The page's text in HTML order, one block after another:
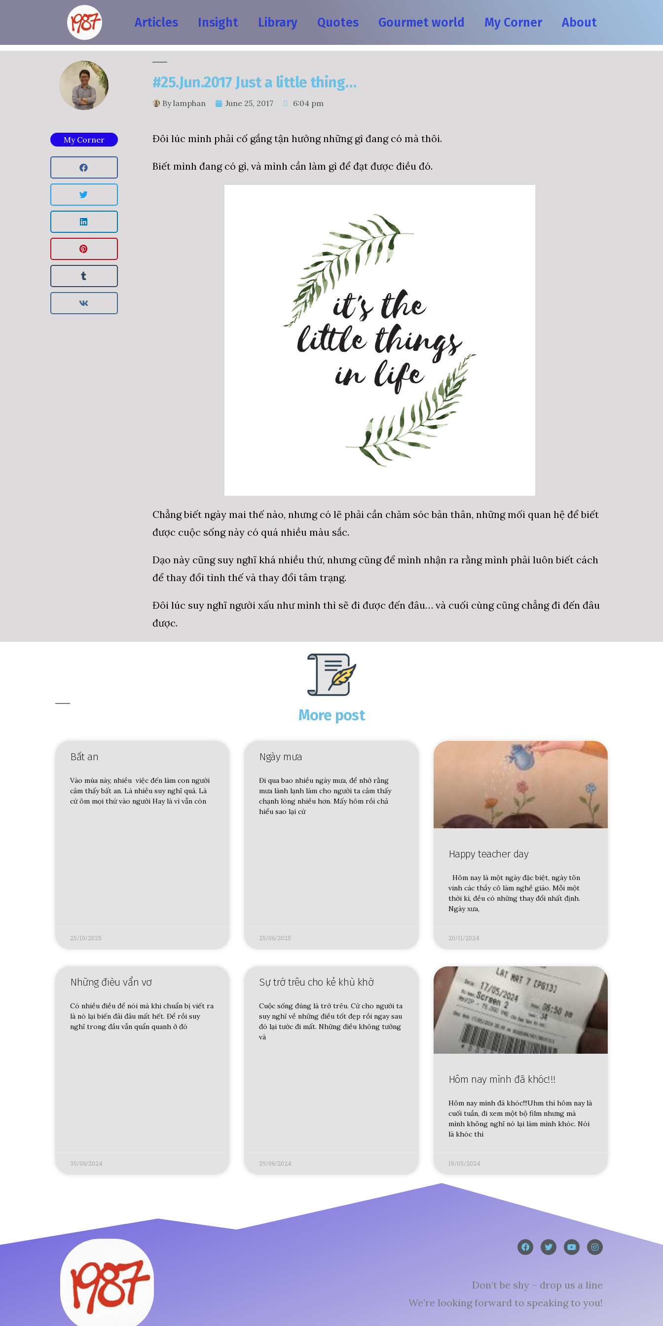
Articles Insight Library Quotes Gourmet world My Corner About
My Corner
#25.Jun.2017 Just a little thing…
Bylamphan June 25, 2017 6:04 pm
Đôi lúc mình phải cố gắng tận hưởng những gì đang có mà thôi.
Biết mình đang có gì, và mình cần làm gì để đạt được điều đó.
Chẳng biết ngày mai thế nào, nhưng có lẽ phải cần chăm sóc bản thân, những mối quan hệ để biết
được cuộc sống này có quá nhiều màu sắc.
Dạo này cũng suy nghĩ khá nhiều thứ, nhưng cũng để mình nhận ra rằng mình phải luôn biết cách
để thay đổi tình thế và thay đổi tâm trạng.
Đôi lúc suy nghĩ người xấu như mình thì sẽ đi được đến đâu… và cuối cùng cũng chẳng đi đến đâu
được.
More post
Bất an
Vào mùa này, nhiều việc đến làm con người
cảm thấy bất an. Là nhiều suy nghĩ quá. Là
cứ ôm mọi thứ vào người Hay là vì vẫn còn
25/10/2025
Ngày mưa
Đi qua bao nhiều ngày mưa, để nhớ rằng
mưa lành lạnh làm cho người ta cảm thấy
chạnh lòng nhiều hơn. Mấy hôm rồi chả
hiểu sao lại cứ
25/06/2025
Happy teacher day
Hôm nay là một ngày đặc biệt, ngày tôn
vinh các thầy cô làm nghề giáo. Mỗi một
thời kì, đều có những thay đổi nhất định.
Ngày xưa,
20/11/2024
Những đièu vẩn vơ
Có nhiều điều để nói mà khi chuẩn bị viết ra
là nó lại biến đâi đâu mất hết. Để rồi suy
nghĩ trong đầu vẫn quẩn quanh ở đó
30/06/2024
Sự trớ trêu cho kẻ khù khờ
Cuộc sống đúng là trớ trêu. Cứ cho người ta
suy nghĩ về những điều tốt đẹp rồi ngay sau
đó lại tước đi mất. Những điều không tưởng
và
29/06/2024
Hôm nay mình đã khóc!!!
Hôm nay mình đã khóc!!!Uhm thì hôm nay là
cuối tuần, đi xem một bộ film nhưng mà
mình không nghĩ nó lại làm mình khóc. Nói
là khóc thì
18/05/2024
Don’t be shy – drop us a line
We’re looking forward to speaking to you!